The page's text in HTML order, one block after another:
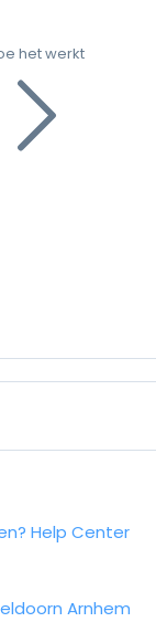
het werkt
Help Center
Arnhem